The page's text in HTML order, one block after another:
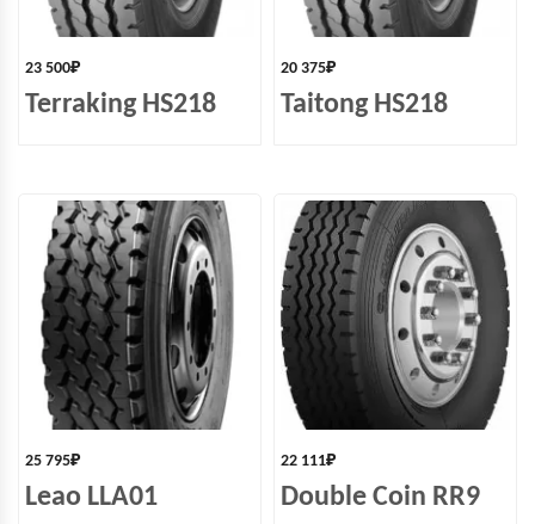
23 500₽
Terraking HS218
20 375₽
Taitong HS218
25 795₽
Leao LLA01
22 111₽
Double Coin RR9